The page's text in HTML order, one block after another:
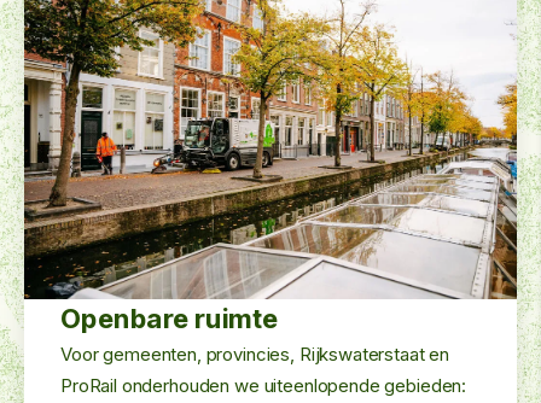
Openbare ruimte
Voor gemeenten, provincies, Rijkswaterstaat en
ProRail onderhouden we uiteenlopende gebieden: